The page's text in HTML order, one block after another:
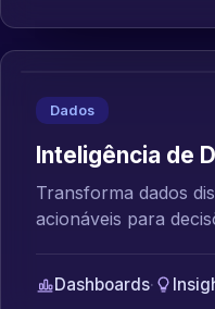
Dados
Inteligência de
Transforma dados
acionáveis para
Dashboards·